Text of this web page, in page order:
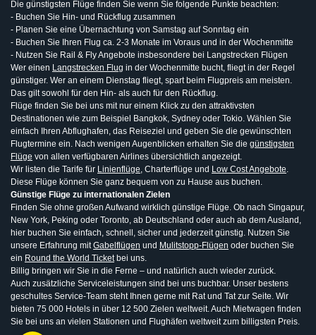
Die günstigsten Flüge finden Sie wenn Sie folgende Punkte beachten:
- Buchen Sie Hin- und Rückflug zusammen
- Planen Sie eine Übernachtung von Samstag auf Sonntag ein
- Buchen Sie Ihren Flug ca. 2-3 Monate im Voraus und in der Wochenmitte
- Nutzen Sie Rail & Fly Angebote insbesondere bei Langstrecken Flügen
Wer einen Langstrecken Flug in der Wochenmitte bucht, fliegt in der Regel
günstiger. Wer an einem Dienstag fliegt, spart beim Flugpreis am meisten.
Das gilt sowohl für den Hin- als auch für den Rückflug.
Flüge finden Sie bei uns mit nur einem Klick zu den attraktivsten
Destinationen wie zum Beispiel Bangkok, Sydney oder Tokio. Wählen Sie
einfach Ihren Abflughafen, das Reiseziel und geben Sie die gewünschten
Flugtermine ein. Nach wenigen Augenblicken erhalten Sie die günstigsten
Flüge von allen verfügbaren Airlines übersichtlich angezeigt.
Wir listen die Tarife für Linienflüge, Charterflüge und Low Cost Angebote.
Diese Flüge können Sie ganz bequem von zu Hause aus buchen.
Günstige Flüge zu internationalen Zielen
Finden Sie ohne großen Aufwand wirklich günstige Flüge. Ob nach Singapur,
New York, Peking oder Toronto, ab Deutschland oder auch ab dem Ausland,
hier buchen Sie einfach, schnell, sicher und jederzeit günstig. Nutzen Sie
unsere Erfahrung mitGabelflügen und Mulitstopp-Flügen oder buchen Sie
ein Round the World Ticketbei uns.
Billig bringen wir Sie in die Ferne – und natürlich auch wieder zurück.
Auch zusätzliche Serviceleistungen sind bei uns buchbar. Unser bestens
geschultes Service-Team steht Ihnen gerne mit Rat und Tat zur Seite. Wir
bieten 75 000 Hotels in über 12 500 Zielen weltweit. Auch Mietwagen finden
Sie bei uns an vielen Stationen und Flughäfen weltweit zum billigsten Preis.